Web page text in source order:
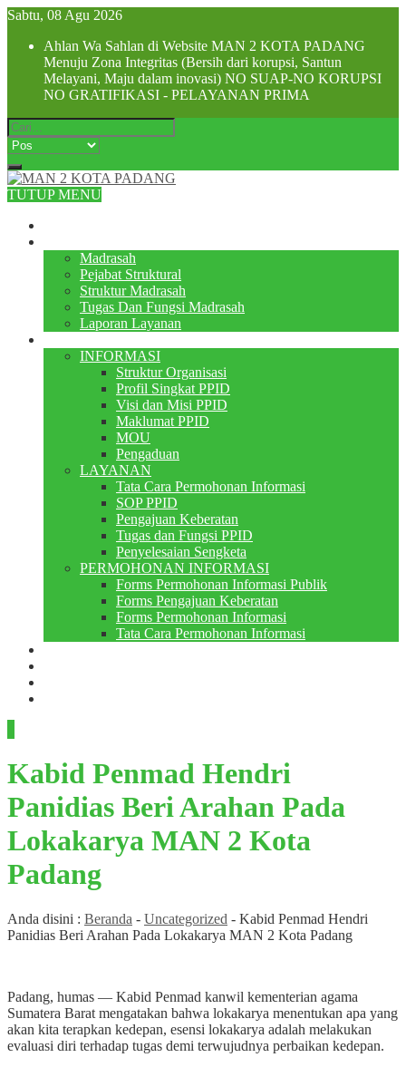
Sabtu, 08 Agu 2026
Ahlan Wa Sahlan di Website MAN 2 KOTA PADANG
Menuju Zona Integritas (Bersih dari korupsi, Santun
Melayani, Maju dalam inovasi) NO SUAP-NO KORUPSI
NO GRATIFIKASI - PELAYANAN PRIMA
TUTUP MENU
Madrasah
Pejabat Struktural
Struktur Madrasah
Tugas Dan Fungsi Madrasah
Laporan Layanan
INFORMASI
Struktur Organisasi
Profil Singkat PPID
Visi dan Misi PPID
Maklumat PPID
MOU
Pengaduan
LAYANAN
Tata Cara Permohonan Informasi
SOP PPID
Pengajuan Keberatan
Tugas dan Fungsi PPID
Penyelesaian Sengketa
PERMOHONAN INFORMASI
Forms Permohonan Informasi Publik
Forms Pengajuan Keberatan
Forms Permohonan Informasi
Tata Cara Permohonan Informasi
Kabid Penmad Hendri
Panidias Beri Arahan Pada
Lokakarya MAN 2 Kota
Padang
Anda disini : Beranda - Uncategorized - Kabid Penmad Hendri
Panidias Beri Arahan Pada Lokakarya MAN 2 Kota Padang
Padang, humas — Kabid Penmad kanwil kementerian agama
Sumatera Barat mengatakan bahwa lokakarya menentukan apa yang
akan kita terapkan kedepan, esensi lokakarya adalah melakukan
evaluasi diri terhadap tugas demi terwujudnya perbaikan kedepan.